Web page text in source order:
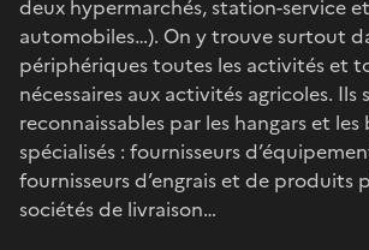
deux hypermarchés, station-service
automobiles…). On y trouve surtout
périphériques toutes les activités et
nécessaires aux activités agricoles. Ils
reconnaissables par les hangars et
spécialisés : fournisseurs
fournisseurs d’engrais et de produits
sociétés de livraison…